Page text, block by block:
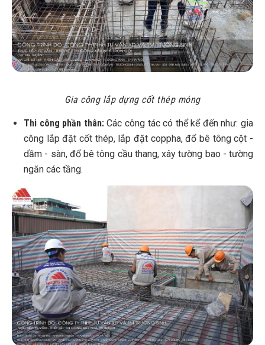
Gia công lắp dựng cốt thép móng
Thi công phần thân:Các công tác có thể kể đến như: gia
công lắp đặt cốt thép, lắp đặt coppha, đổ bê tông cột -
dầm - sàn, đổ bê tông cầu thang, xây tường bao - tường
ngăn các tầng.